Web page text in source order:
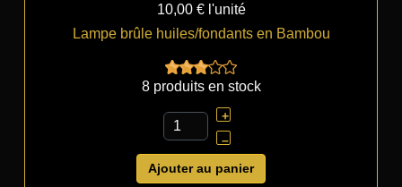
10,00 € l'unité
Lampe brûle huiles/fondants en Bambou
8 produits en stock
+
–
Ajouter au panier